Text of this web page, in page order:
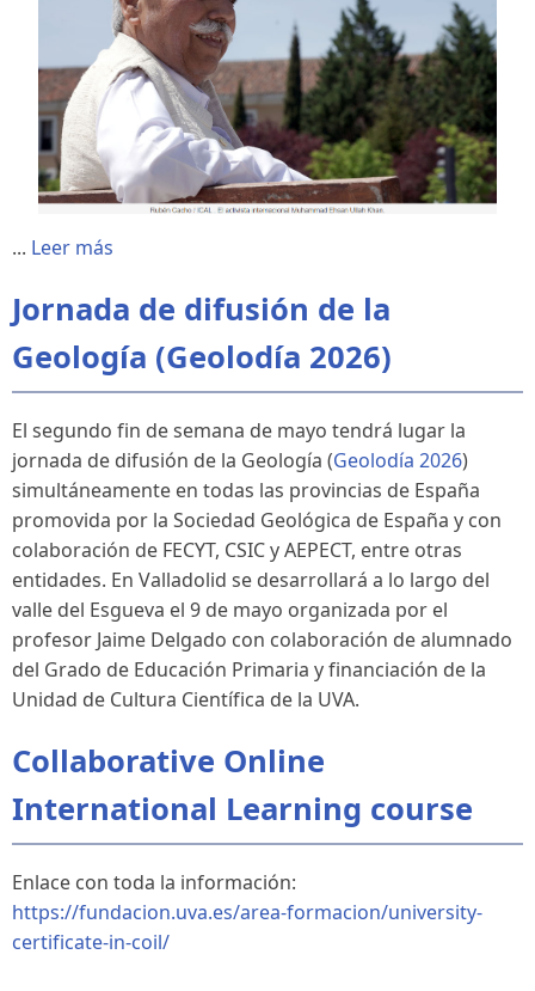
... Leer más
Jornada de difusión de la
Geología (Geolodía 2026)
El segundo fin de semana de mayo tendrá lugar la
jornada de difusión de la Geología (Geolodía 2026)
simultáneamente en todas las provincias de España
promovida por la Sociedad Geológica de España y con
colaboración de FECYT, CSIC y AEPECT, entre otras
entidades. En Valladolid se desarrollará a lo largo del
valle del Esgueva el 9 de mayo organizada por el
profesor Jaime Delgado con colaboración de alumnado
del Grado de Educación Primaria y financiación de la
Unidad de Cultura Científica de la UVA.
Collaborative Online
International Learning course
Enlace con toda la información:
https://fundacion.uva.es/area-formacion/university-
certificate-in-coil/